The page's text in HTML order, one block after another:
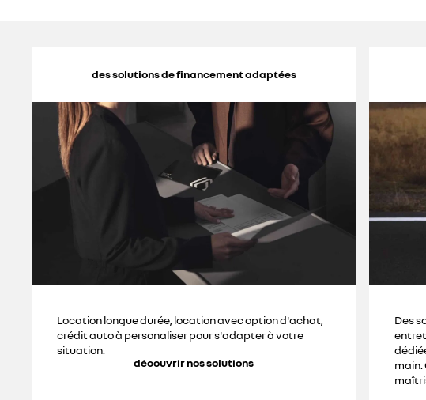
des solutions de financement adaptées
Location longue durée, location avec option d'achat,
crédit auto à personaliser pour s'adapter à votre
situation.
découvrir nos solutions
Des
main.